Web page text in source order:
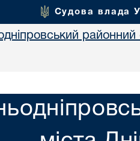
Судова влада
районний